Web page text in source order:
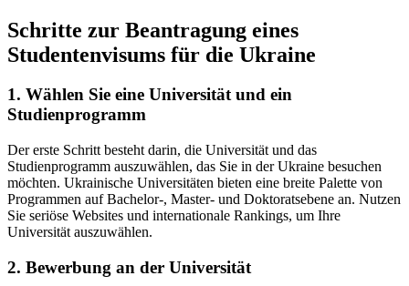
Schritte zur Beantragung eines
Studentenvisums für die Ukraine
1. Wählen Sie eine Universität und ein
Studienprogramm
Der erste Schritt besteht darin, die Universität und das
Studienprogramm auszuwählen, das Sie in der Ukraine besuchen
möchten. Ukrainische Universitäten bieten eine breite Palette von
Programmen auf Bachelor-, Master- und Doktoratsebene an. Nutzen
Sie seriöse Websites und internationale Rankings, um Ihre
Universität auszuwählen.
2. Bewerbung an der Universität